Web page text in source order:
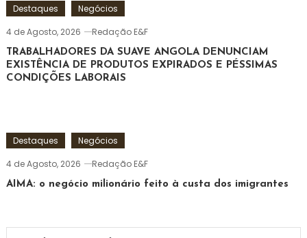
Destaques
Negócios
4 de Agosto, 2026
Redação E&F
TRABALHADORES DA SUAVE ANGOLA DENUNCIAM
EXISTÊNCIA DE PRODUTOS EXPIRADOS E PÉSSIMAS
CONDIÇÕES LABORAIS
Destaques
Negócios
4 de Agosto, 2026
Redação E&F
AIMA: o negócio milionário feito à custa dos imigrantes